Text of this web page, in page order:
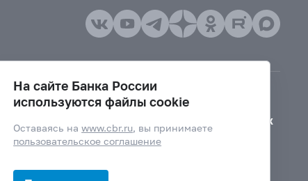
Версия для слабовидящих
На сайте Банка России
используются файлы cookie
Оставаясь наwww.cbr.ru, вы принимаете
пользовательское соглашение